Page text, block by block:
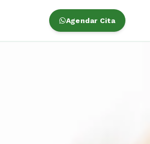
Agendar Cita